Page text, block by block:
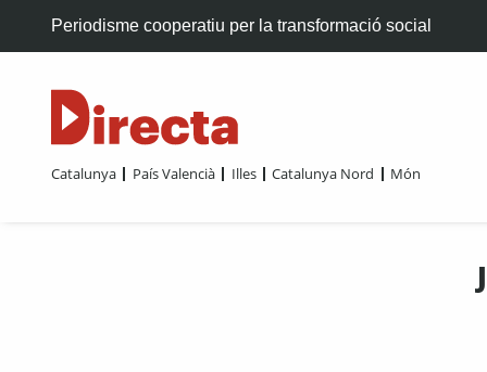
Periodisme cooperatiu per la transformació social
Catalunya País Valencià Illes Catalunya Nord Món